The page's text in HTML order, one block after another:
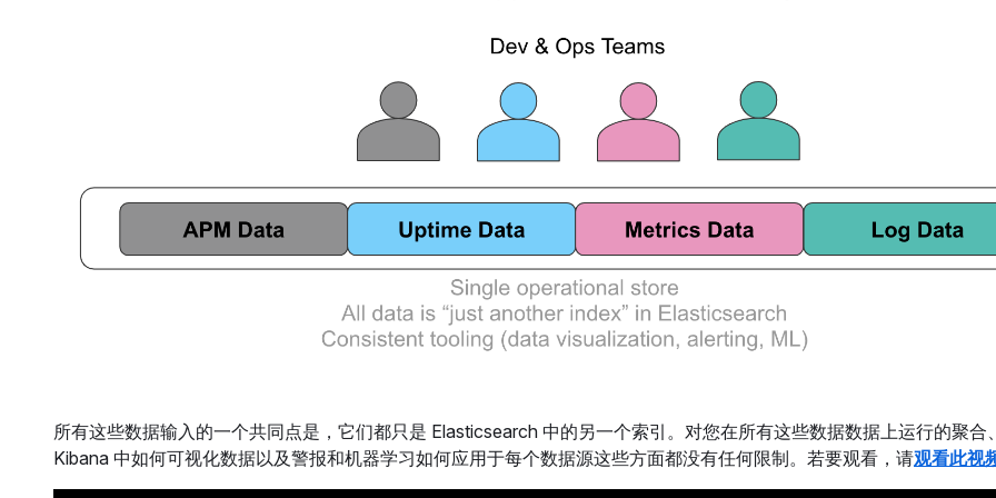
所有这些数据输入的一个共同点是，它们都只是 Elasticsearch 中的另一个索引。对您在所有这些数据数据上运行的聚合
Kibana 中如何可视化数据以及警报和机器学习如何应用于每个数据源这些方面都没有任何限制。若要观看，请观看此视